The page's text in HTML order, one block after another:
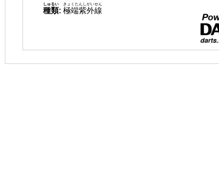
種類
しゅるい
: 極端紫外線
きょくたんしがいせん